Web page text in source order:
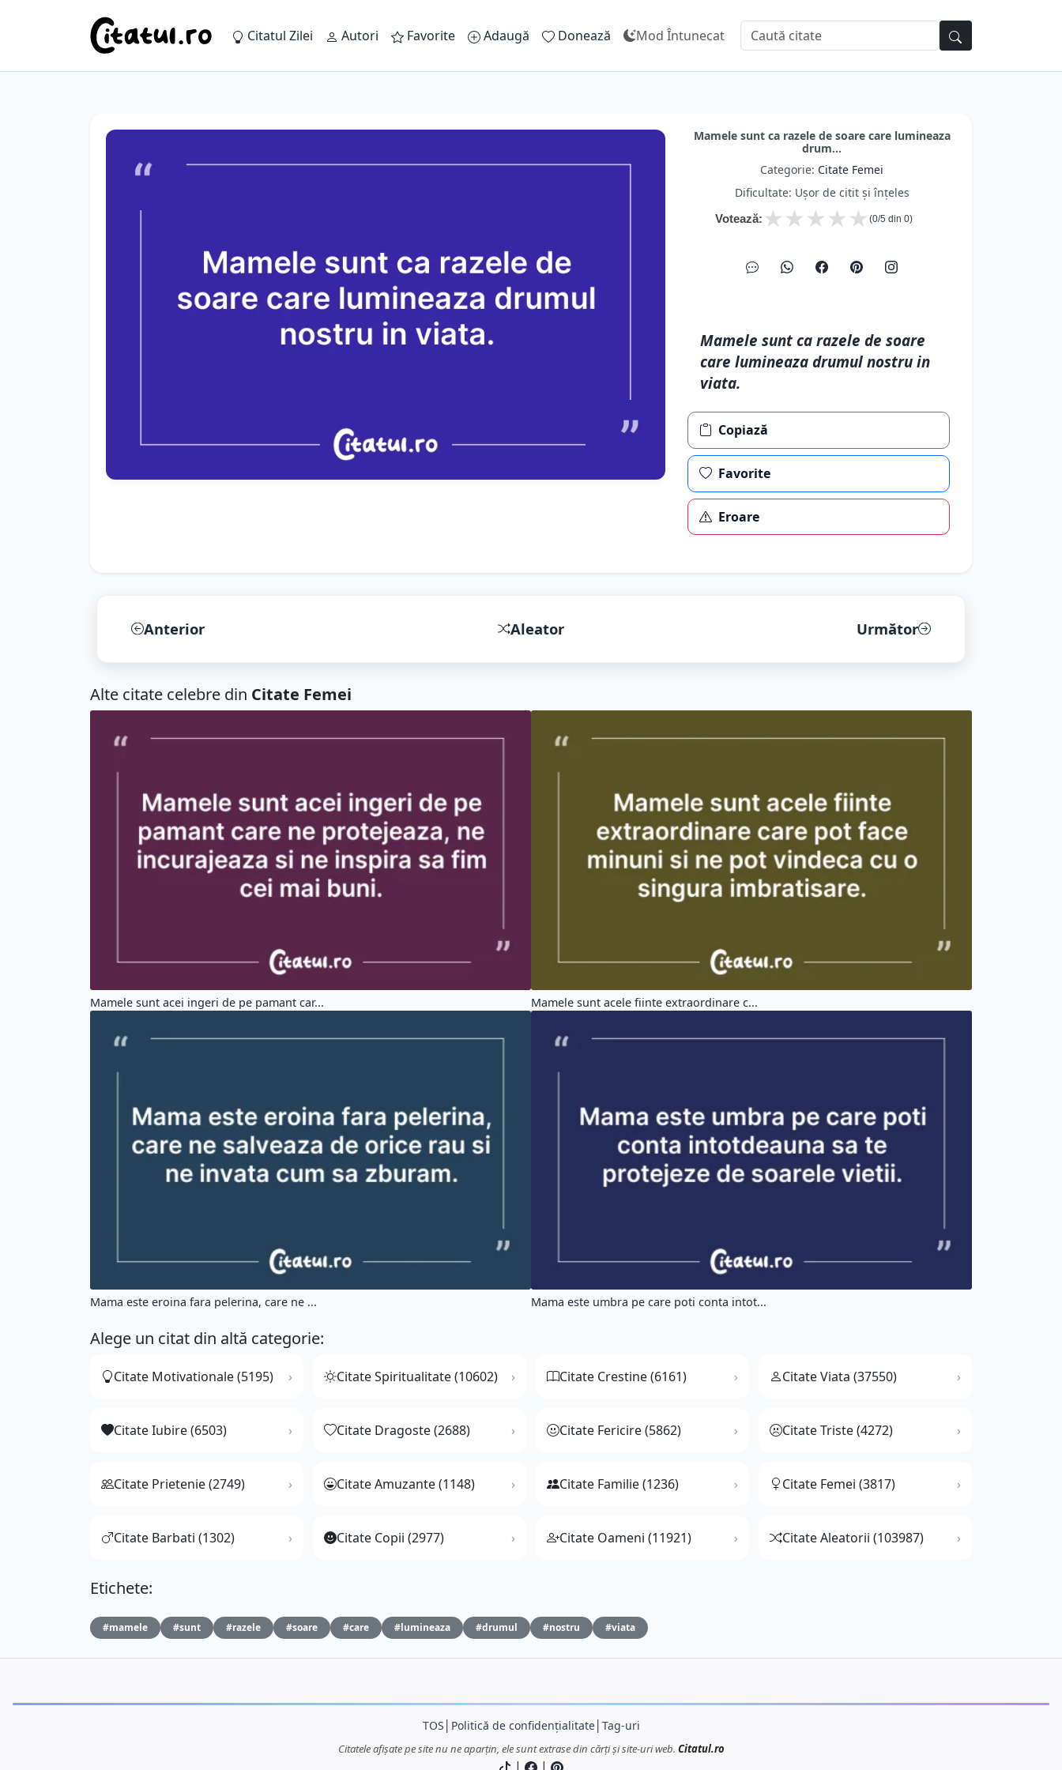
Citatul Zilei Autori Favorite Adaugă Donează Mod Întunecat
Mamele sunt ca razele de soare care lumineaza
drum...
Categorie: Citate Femei
Dificultate: Ușor de citit și înțeles
Votează: ★
★
★
★
★ (0/5 din 0)
Mamele sunt ca razele de soare
care lumineaza drumul nostru in
viata.
Copiază
Favorite
Eroare
Anterior Aleator Următor
Alte citate celebre din Citate Femei
Mamele sunt acei ingeri de pe pamant car... Mamele sunt acele fiinte extraordinare c...
Mama este eroina fara pelerina, care ne ... Mama este umbra pe care poti conta intot...
Alege un citat din altă categorie:
Citate Motivationale (5195) Citate Spiritualitate (10602) Citate Crestine (6161) Citate Viata (37550)
Citate Iubire (6503) Citate Dragoste (2688) Citate Fericire (5862) Citate Triste (4272)
Citate Prietenie (2749) Citate Amuzante (1148) Citate Familie (1236) Citate Femei (3817)
Citate Barbati (1302) Citate Copii (2977) Citate Oameni (11921) Citate Aleatorii (103987)
Etichete:
#mamele #sunt #razele #soare #care #lumineaza #drumul #nostru #viata
TOS Politică de confidențialitate│ Tag-uri
Citatele afișate pe site nu ne aparțin, ele sunt extrase din cărți și site-uri web. Citatul.ro
| |